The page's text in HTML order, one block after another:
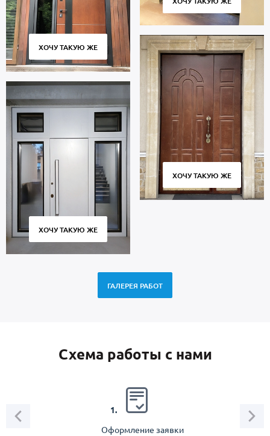
ХОЧУ ТАКУЮ ЖЕ
ХОЧУ ТАКУЮ ЖЕ
ХОЧУ ТАКУЮ ЖЕ
ГАЛЕРЕЯ РАБОТ
Схема работы с нами
1.
Оформление заявки